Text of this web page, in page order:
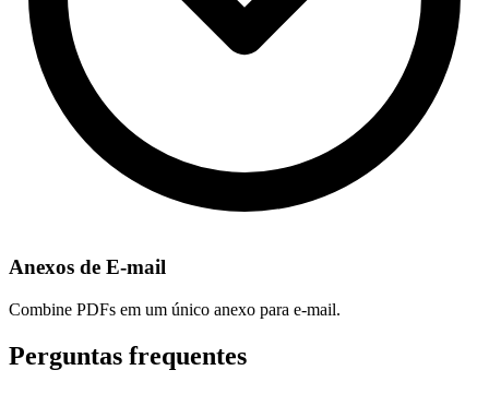
Anexos de E-mail
Combine PDFs em um único anexo para e-mail.
Perguntas frequentes